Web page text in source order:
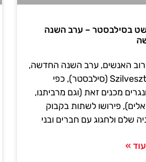
בסילבסטר – ערב השנה
רוב האנשים, ערב השנה החדשה,
או Szilveszter (סילבסטר), כפי
מכנים זאת (וגם מרביתנו,
פירושו לשתות בקבוק
שלם ולחגוג עם חברים ובני
»